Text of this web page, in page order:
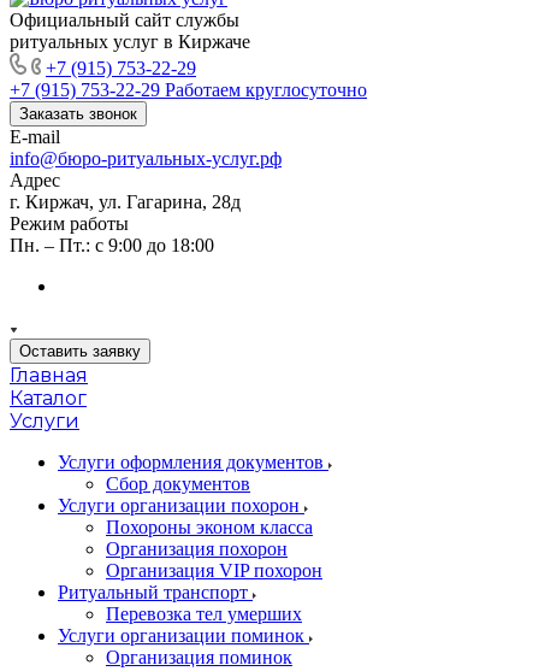
Официальный сайт службы
ритуальных услуг в Киржаче
+7 (915) 753-22-29
+7 (915) 753-22-29 Работаем круглосуточно
Заказать звонок
E-mail
info@бюро-ритуальных-услуг.рф
Адрес
г. Киржач, ул. Гагарина, 28д
Режим работы
Пн. – Пт.: с 9:00 до 18:00
Оставить заявку
Главная
Каталог
Услуги
Услуги оформления документов
Сбор документов
Услуги организации похорон
Похороны эконом класса
Организация похорон
Организация VIP похорон
Ритуальный транспорт
Перевозка тел умерших
Услуги организации поминок
Организация поминок